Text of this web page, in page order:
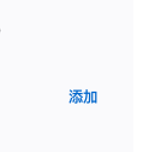
添加